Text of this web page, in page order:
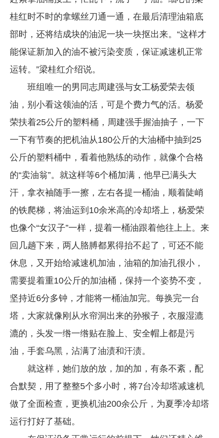
桂红时不时的拿螺丝刀通一通，在最后清理油箱底
部时，还将结成块的油泥一块一块抠出来。“这样才
能保证新加入的油不被污染变质，保证减速机正常
运转。”梁桂红介绍说。
班组唯一的男同志周建强与女工杨爱荣去领
油，别小看这领油的活，可是个费力气的活。杨爱
荣扶着25公斤的塑料桶，周建强手握油抽子，一下
一下有节奏的把机油从180公斤的大油桶中抽到25
公斤的塑料桶中，看着他熟练的动作，就像个合格
的“卖油翁”。就这样等6个桶加满，他早已满头大
汗，拿衣袖随手一擦，左右各提一桶油，顺着陡峭
的铁爬梯，将油运到10余米高的冷却塔上，杨爱荣
也像个“女汉子”一样，提着一桶油跟着他往上上。来
回几趟下来，两人胳膊都累得抬不起了，可还不能
休息，又开始给减速机加油，油箱的加油孔很小，
需要提着重10公斤的加油桶，保持一个姿势不变，
坚持近6分多钟，才能将一桶油加完。每换完一台
塔，大家就像刚从水帘洞出来的孙猴子，衣服湿漉
漉的，头发一绺一绺贴在脸上、安全帽上都是污
油，手套乌黑，沾满了油渍和汗渍。
就这样，她们放的放，加的加，有条不紊，配
合默契，用了整整5个多小时，将7台冷却塔减速机
做了全面检查，更换机油200余公斤，为夏季冷却塔
运行打好了基础。